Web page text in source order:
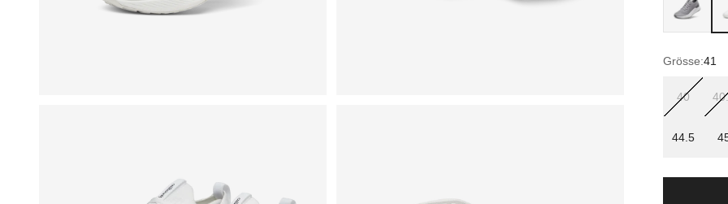
Grösse:41
40
44.5